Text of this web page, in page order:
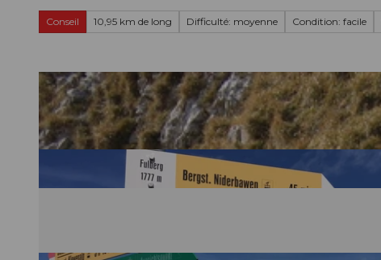
Conseil 10,95 km de long Difficulté: moyenne Condition: facile